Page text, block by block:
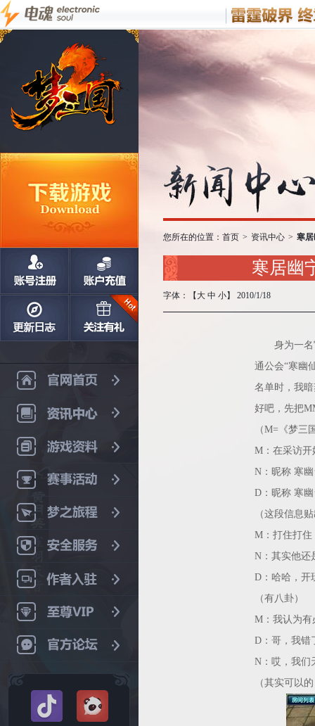
您所在的位置： 首页 > 资讯中心 > 寒
寒居幽
字体：【 大 中 小】 2010/1/18
身为一名官
通公会“寒幽
名单时，我
好吧，先把
（M=《梦
M：在采访开
N：昵称 寒
D：昵称 寒
（这段信息
M：打住打住
N：其实他还
D：哈哈，开
（有八卦）
M：我认为有
D：哥，我错
N：哎，我们
（其实可以